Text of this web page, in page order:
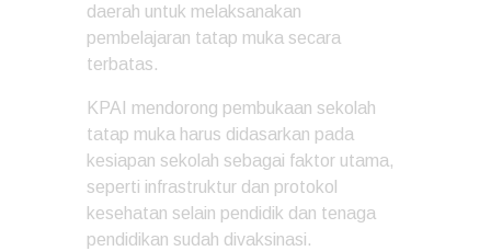
daerah untuk melaksanakan
pembelajaran tatap muka secara
terbatas.
KPAI mendorong pembukaan sekolah
tatap muka harus didasarkan pada
kesiapan sekolah sebagai faktor utama,
seperti infrastruktur dan protokol
kesehatan selain pendidik dan tenaga
pendidikan sudah divaksinasi.